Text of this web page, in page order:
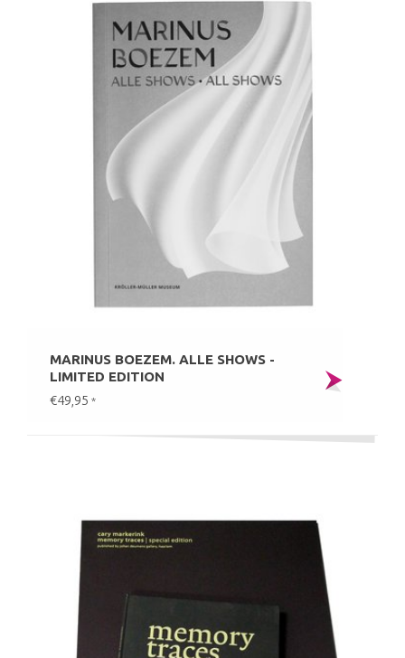
MARINUS BOEZEM. ALLE SHOWS -
LIMITED EDITION
€49,95 *